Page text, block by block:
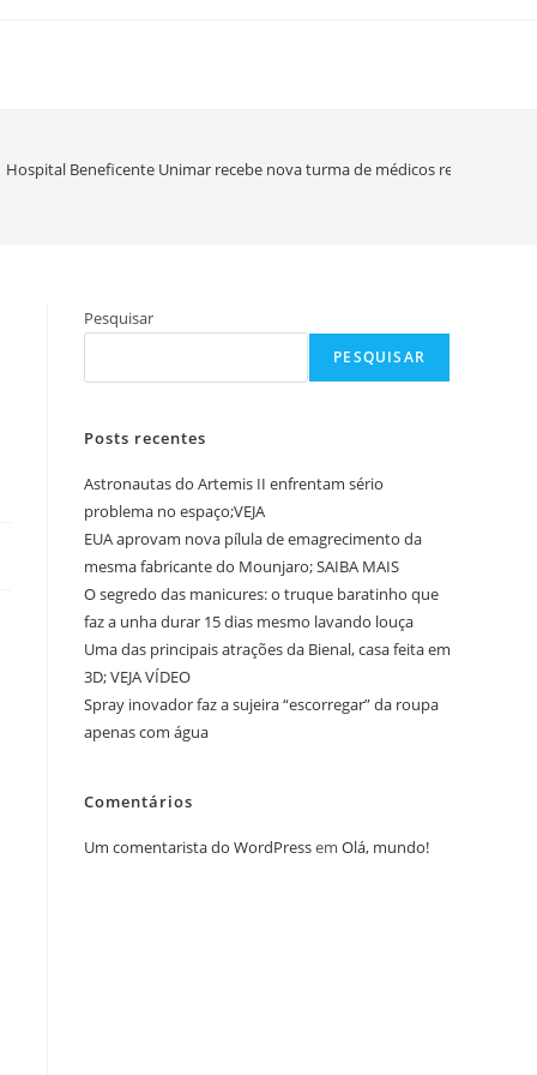
Hospital Beneficente Unimar recebe nova turma de médicos residentes
Pesquisar
PESQUISAR
Posts recentes
Astronautas do Artemis II enfrentam sério
problema no espaço;VEJA
EUA aprovam nova pílula de emagrecimento da
mesma fabricante do Mounjaro; SAIBA MAIS
O segredo das manicures: o truque baratinho que
faz a unha durar 15 dias mesmo lavando louça
Uma das principais atrações da Bienal, casa feita em
3D; VEJA VÍDEO
Spray inovador faz a sujeira “escorregar” da roupa
apenas com água
Comentários
Um comentarista do WordPressem Olá, mundo!